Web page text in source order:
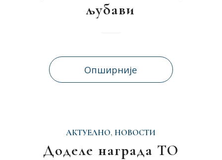
љубави
Опширније
АКТУЕЛНО, НОВОСТИ
Доделе награда ТО